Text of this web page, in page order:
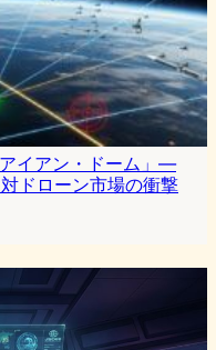
イアン・ドーム」—
ドローン市場の衝撃